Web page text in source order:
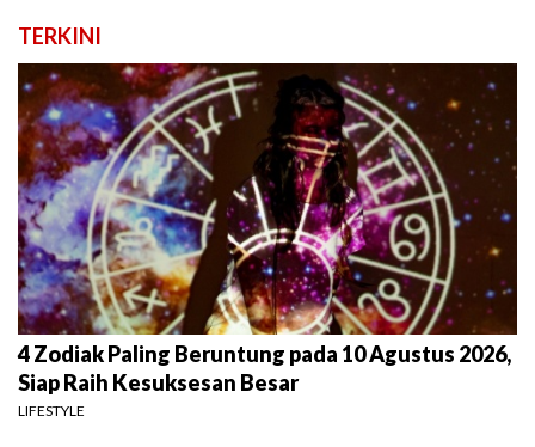
TERKINI
4 Zodiak Paling Beruntung pada 10 Agustus 2026,
Siap Raih Kesuksesan Besar
LIFESTYLE